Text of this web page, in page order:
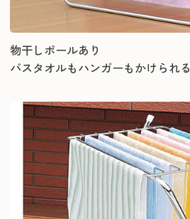
物干しポールあり
バスタオルもハンガーもかけられる